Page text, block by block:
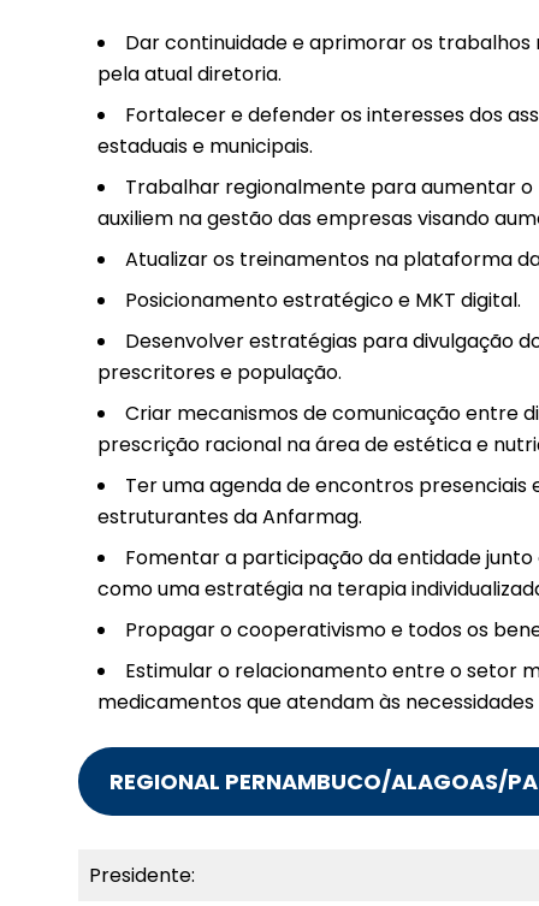
Dar continuidade e aprimorar os
pela atual diretoria.
Fortalecer e defender os interesses dos
estaduais e municipais.
Trabalhar regionalmente para aumentar
auxiliem na gestão das empresas visando
Atualizar os treinamentos na plataforma
Posicionamento estratégico e MKT digital.
Desenvolver estratégias para divulgação
prescritores e população.
Criar mecanismos de comunicação entre
prescrição racional na área de estética e
Ter uma agenda de encontros
estruturantes da Anfarmag.
Fomentar a participação da entidade
como uma estratégia na terapia
Propagar o cooperativismo e todos os
Estimular o relacionamento entre o setor
medicamentos que atendam às
REGIONAL PERNAMBUCO/ALAGOAS/
Presidente: